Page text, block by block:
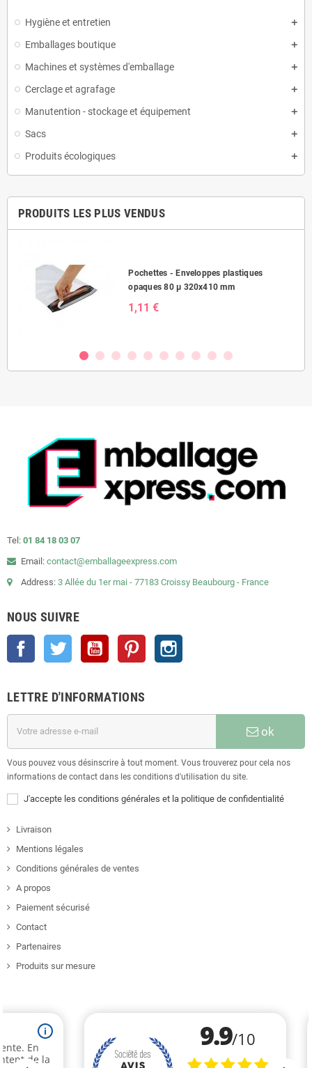
Hygiène et entretien
Emballages boutique
Machines et systèmes d'emballage
Cerclage et agrafage
Manutention - stockage et équipement
Sacs
Produits écologiques
PRODUITS LES PLUS VENDUS
Pochettes - Enveloppes plastiques
opaques 80 µ 320x410 mm
1,11 €
Tel: 01 84 18 03 07
Email: contact@emballageexpress.com
Address: 3 Allée du 1er mai - 77183 Croissy Beaubourg - France
NOUS SUIVRE
Facebook Twitter YouTube Pinterest
LETTRE D'INFORMATIONS
ok
Vous pouvez vous désinscrire à tout moment. Vous trouverez pour cela nos
informations de contact dans les conditions d'utilisation du site.
J'accepte les conditions générales et la politique de confidentialité
Livraison
Mentions légales
Conditions générales de ventes
A propos
Paiement sécurisé
Contact
Partenaires
Produits sur mesure